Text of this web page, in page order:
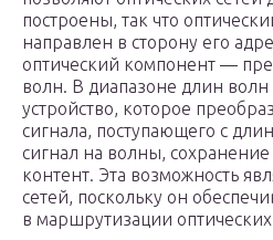
построены, так что
направлен в сторону его
оптический компонент —
волн. В диапазоне длин
устройство, которое
сигнала, поступающего с
сигнал на волны,
контент. Эта возможность
сетей, поскольку он
в маршрутизации оптических